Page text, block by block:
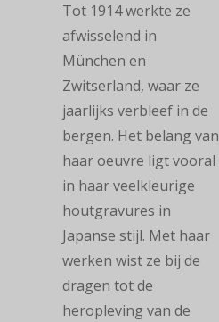
Tot 1914 werkte ze
afwisselend in
München en
Zwitserland, waar ze
jaarlijks verbleef in de
bergen. Het belang van
haar oeuvre ligt vooral
in haar veelkleurige
houtgravures in
Japanse stijl. Met haar
werken wist ze bij de
dragen tot de
heropleving van de